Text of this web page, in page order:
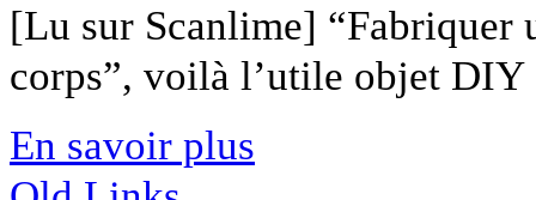
[Lu sur Scanlime] “Fabriquer
corps”, voilà l’utile objet
En savoir plus